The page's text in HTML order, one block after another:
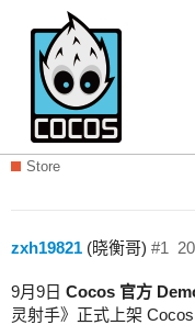
Cocos官方
品上架 | 优惠活
Store
zxh19821 (晓衡哥) #1
9月9日 Cocos 官方
灵射手》正式上架